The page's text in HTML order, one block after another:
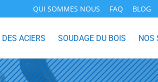
QUI SOMMES NOUS FAQ BLOG
ACIERS SOUDAGE DU BOIS NOS